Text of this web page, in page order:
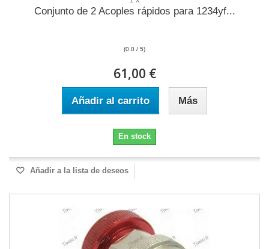
Conjunto de 2 Acoples rápidos para 1234yf...
(0.0 / 5)
61,00 €
Añadir al carrito Más
En stock
Añadir a la lista de deseos